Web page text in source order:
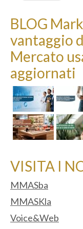
BLOG
vantaggio
Mercato
aggiornati
VISITA I
MMASba
MMASKla
Voice&Web